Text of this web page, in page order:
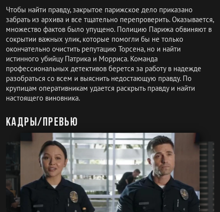
Чтобы найти правду, закрытое парижское дело приказано
забрать из архива и все тщательно перепроверить. Оказывается,
множество фактов было упущено. Полицию Парижа обвиняют в
сокрытии важных улик, которые помогли бы не только
окончательно очистить репутацию Торсена, но и найти
истинного убийцу Патрика и Морриса. Команда
профессиональных детективов берется за работу в надежде
разобраться со всем и выяснить недостающую правду. По
крупицам оперативникам удается раскрыть правду и найти
настоящего виновника.
Кадры/превью